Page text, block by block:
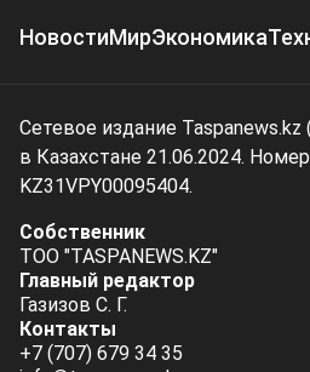
НовостиМирЭкономика
Сетевое издание Taspanews.kz
в Казахстане 21.06.2024.
KZ31VPY00095404.
Собственник
ТОО "TASPANEWS.KZ"
Главный редактор
Газизов С. Г.
Контакты
+7 (707) 679 34 35